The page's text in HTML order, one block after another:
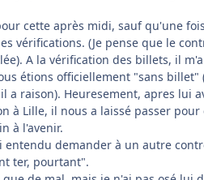
cette après midi, sauf qu'une
vérifications. (Je pense que le
A la vérification des billets, il
étions officiellement "sans
a raison). Heuresement, apres lui
à Lille, il nous a laissé passer
à l'avenir.
entendu demander à un autre
ter, pourtant".